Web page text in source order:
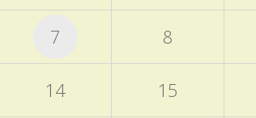
7 8
14 15